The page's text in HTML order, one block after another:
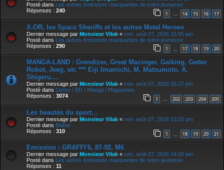
Posté dans Les autres émissions marquantes de notre jeunesse
Réponses : 240 1 14 15 16 17
X-OR, les Space Sheriffs et les autres Metal Heroes
Dernier message par Monsieur Vilak « ven. août 07, 2026 15:55 pm
Posté dans Les autres émissions marquantes de notre jeunesse
Réponses : 290 1 17 18 19 20
MANGA-LAND : Grendizer, Great Mazinger, Gaiking, Getter
Robot, Jeeg, etc *** Eiji Imamichi, M. Matsumoto, A.
Shigeru....
Dernier message par Monsieur Vilak « ven. août 07, 2026 15:27 pm
Posté dans Livres / BD / Manga / Magazines
Réponses : 3074 1 … 202 203 204 205
Les beautés du sport...
Dernier message par Monsieur Vilak « ven. août 07, 2026 15:25 pm
Posté dans Blabla
Réponses : 310 1 18 19 20 21
Emission : GRAFFI'6, 87-92, M6
Dernier message par Monsieur Vilak « ven. août 07, 2026 14:56 pm
Posté dans Les autres émissions marquantes de notre jeunesse
Réponses : 11